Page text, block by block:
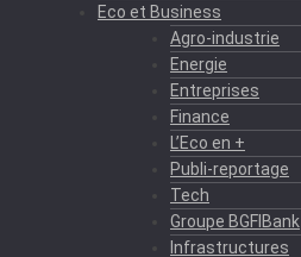
Eco et Business
Agro-industrie
Energie
Entreprises
Finance
L’Eco en +
Publi-reportage
Tech
Groupe BGFIBank
Infrastructures